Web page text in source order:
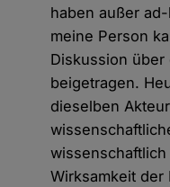
haben außer
meine Person
Diskussion über
beigetragen.
dieselben
Wirksamkeit der